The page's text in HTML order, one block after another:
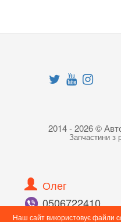
2014 - 2026 ©
Запчастини з
Олег
0506722410
0988978255
Наш сайт використовує файли